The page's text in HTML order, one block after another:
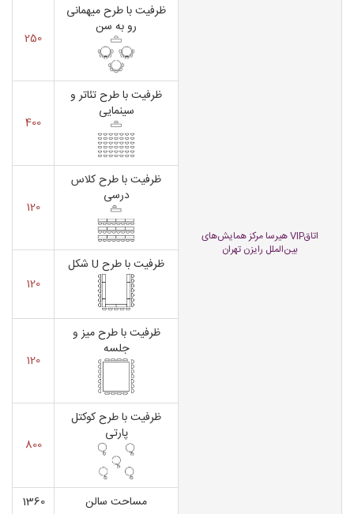
اتاقVIP هیرسا مرکز همایش‌های
بین‌الملل رایزن تهران
ظرفیت با طرح میهمانی
رو به سن
250
ظرفیت با طرح تئاتر و
سینمایی
400
ظرفیت با طرح کلاس
درسی
120
ظرفیت با طرح U شکل
120
ظرفیت با طرح میز و
جلسه
120
ظرفیت با طرح کوکتل
پارتی
800
مساحت سالن
1360